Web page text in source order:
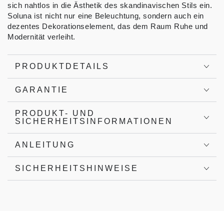
sich nahtlos in die Ästhetik des skandinavischen Stils ein.
Soluna ist nicht nur eine Beleuchtung, sondern auch ein
dezentes Dekorationselement, das dem Raum Ruhe und
Modernität verleiht.
PRODUKTDETAILS
GARANTIE
PRODUKT- UND
SICHERHEITSINFORMATIONEN
ANLEITUNG
SICHERHEITSHINWEISE